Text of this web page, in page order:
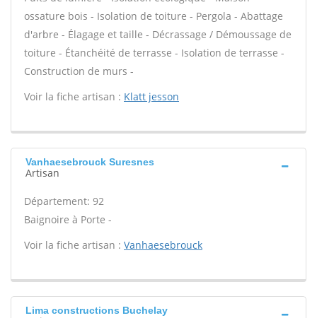
ossature bois - Isolation de toiture - Pergola - Abattage
d'arbre - Élagage et taille - Décrassage / Démoussage de
toiture - Étanchéité de terrasse - Isolation de terrasse -
Construction de murs -
Voir la fiche artisan : Klatt jesson
Vanhaesebrouck Suresnes
Artisan
Département: 92
Baignoire à Porte -
Voir la fiche artisan : Vanhaesebrouck
Lima constructions Buchelay